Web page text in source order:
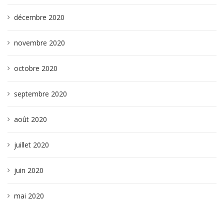
décembre 2020
novembre 2020
octobre 2020
septembre 2020
août 2020
juillet 2020
juin 2020
mai 2020